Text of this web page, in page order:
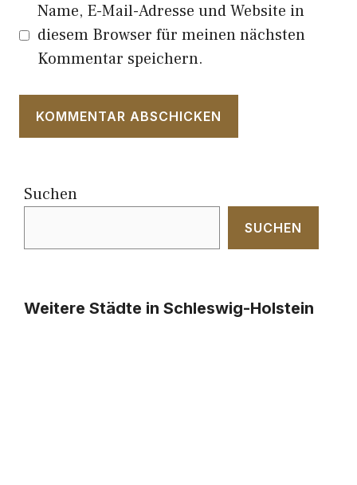
Name, E-Mail-Adresse und Website in
diesem Browser für meinen nächsten
Kommentar speichern.
Suchen
SUCHEN
Weitere Städte in Schleswig-Holstein